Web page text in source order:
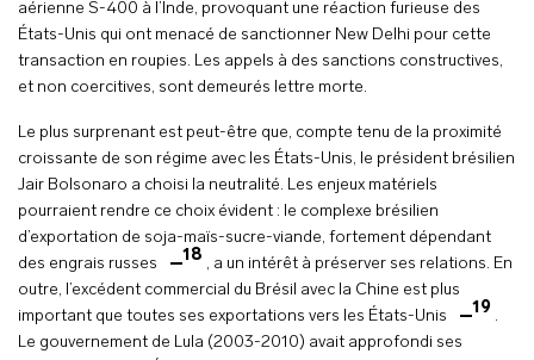
aérienne S-400 à l’Inde, provoquant une réaction furieuse des
États-Unis qui ont menacé de sanctionner New Delhi pour cette
transaction en roupies. Les appels à des sanctions constructives,
et non coercitives, sont demeurés lettre morte.
Le plus surprenant est peut-être que, compte tenu de la proximité
croissante de son régime avec les États-Unis, le président brésilien
Jair Bolsonaro a choisi la neutralité. Les enjeux matériels
pourraient rendre ce choix évident : le complexe brésilien
d’exportation de soja-maïs-sucre-viande, fortement dépendant
des engrais russes
18 , a un intérêt à préserver ses relations. En
outre, l’excédent commercial du Brésil avec la Chine est plus
important que toutes ses exportations vers les États-Unis
19 .
Le gouvernement de Lula (2003-2010) avait approfondi ses